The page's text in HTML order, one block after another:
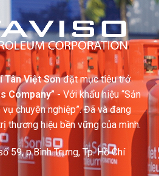
Tân Việt Sơnđặt mục tiêu trở
Company”- Với khẩu hiệu “Sản
chuyên nghiệp”. Đã và đang
thương hiệu bền vững của mình.
59, p.Bình Trưng, Tp. Hồ Chí